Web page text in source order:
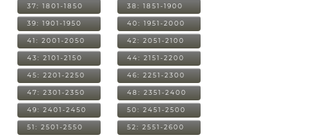
37: 1801-1850 38: 1851-1900
39: 1901-1950 40: 1951-2000
41: 2001-2050 42: 2051-2100
43: 2101-2150 44: 2151-2200
45: 2201-2250 46: 2251-2300
47: 2301-2350 48: 2351-2400
49: 2401-2450 50: 2451-2500
51: 2501-2550 52: 2551-2600